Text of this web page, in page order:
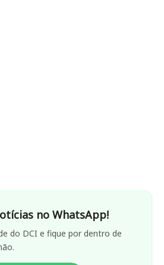
no WhatsApp!
do DCI e fique por dentro de